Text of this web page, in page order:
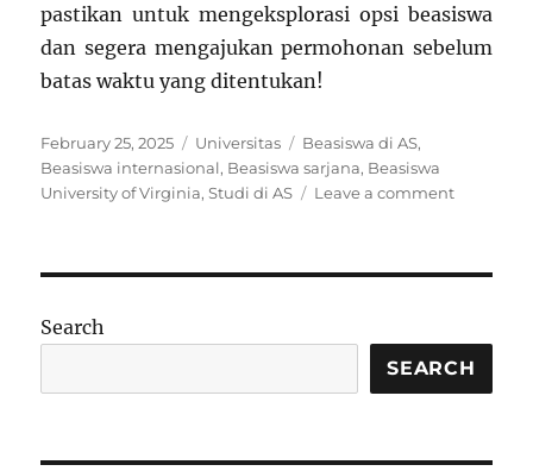
pastikan untuk mengeksplorasi opsi beasiswa
dan segera mengajukan permohonan sebelum
batas waktu yang ditentukan!
Posted
on
February 25, 2025 Categories
Universitas Tags
Beasiswa di AS,
Beasiswa internasional, Beasiswa sarjana, Beasiswa
University of Virginia,Studi di AS Leave a commenton
Peluang
bagi
Search
SEARCH